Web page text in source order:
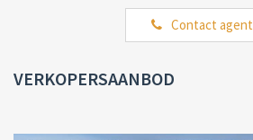
Contact agent
VERKOPERSAANBOD